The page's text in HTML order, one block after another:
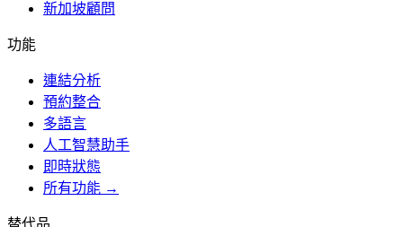
新加坡顧問
功能
連結分析
預約整合
多語言
人工智慧助手
即時狀態
所有功能 →